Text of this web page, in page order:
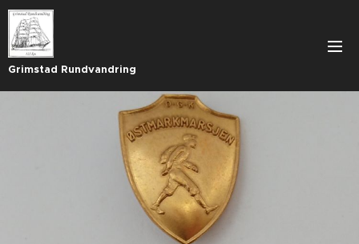
Grimstad Rundvandring